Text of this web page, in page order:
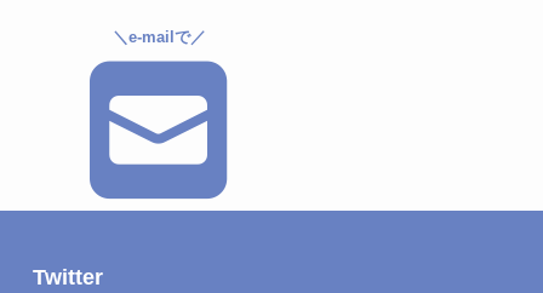
＼e-mailで／
Twitter